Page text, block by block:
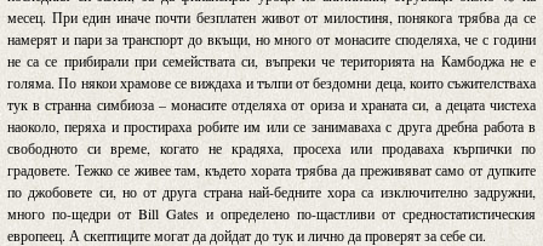
месец. При един иначе почти безплатен живот от милостиня, понякога трябва да се
намерят и пари за транспорт до вкъщи, но много от монасите споделяха, че с години
не са се прибирали при семействата си, въпреки че територията на Камбоджа не е
голяма. По някои храмове се виждаха и тълпи от бездомни деца, които съжителстваха
тук в странна симбиоза – монасите отделяха от ориза и храната си, а децата чистеха
наоколо, перяха и простираха робите им или се занимаваха с друга дребна работа в
свободното си време, когато не крадяха, просеха или продаваха кърпички по
градовете. Тежко се живее там, където хората трябва да преживяват само от дупките
по джобовете си, но от друга страна най-бедните хора са изключително задружни,
много по-щедри от Bill Gates и определено по-щастливи от средностатистическия
европеец. А скептиците могат да дойдат до тук и лично да проверят за себе си.